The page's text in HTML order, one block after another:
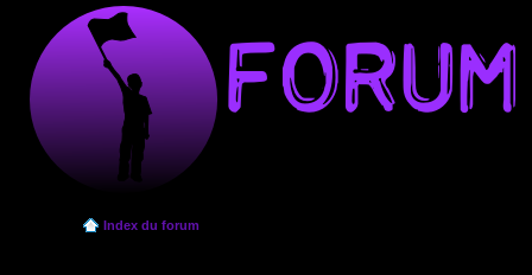
Index du forum